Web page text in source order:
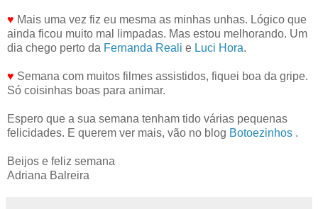
♥ Mais uma vez fiz eu mesma as minhas unhas. Lógico que
ainda ficou muito mal limpadas. Mas estou melhorando. Um
dia chego perto da Fernanda Reali e Luci Hora.
♥ Semana com muitos filmes assistidos, fiquei boa da gripe.
Só coisinhas boas para animar.
Espero que a sua semana tenham tido várias pequenas
felicidades. E querem ver mais, vão no blog Botoezinhos .
Beijos e feliz semana
Adriana Balreira